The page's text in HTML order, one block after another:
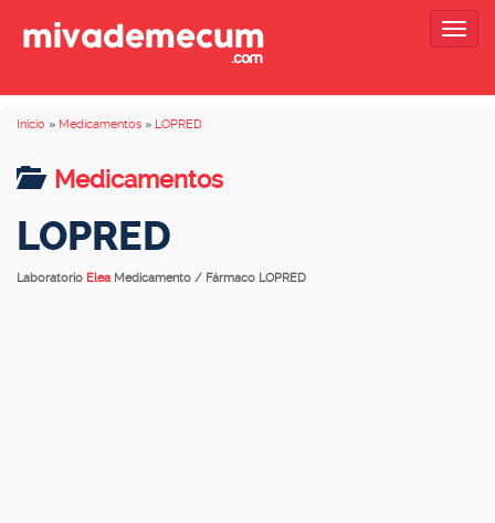
Inicio » Medicamentos » LOPRED
Medicamentos
LOPRED
Laboratorio Elea Medicamento / Fármaco LOPRED